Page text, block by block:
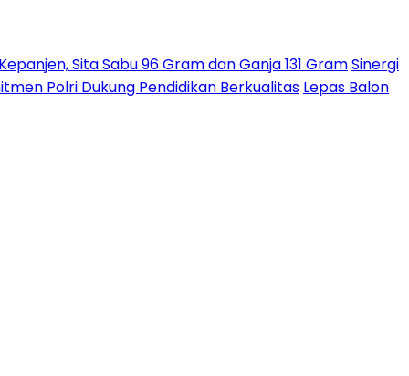
Sita Sabu 96 Gram dan Ganja 131 GramSinergi
Polri Dukung Pendidikan Berkualitas Lepas Balon